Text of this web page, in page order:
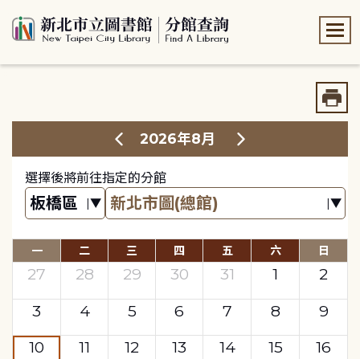
2026年8月
選擇後將前往指定的分館
一 二 三 四 五 六 日
27 28 29 30 31 1
2
3
4 5 6 7 8
9
10
11 12 13 14 15
16